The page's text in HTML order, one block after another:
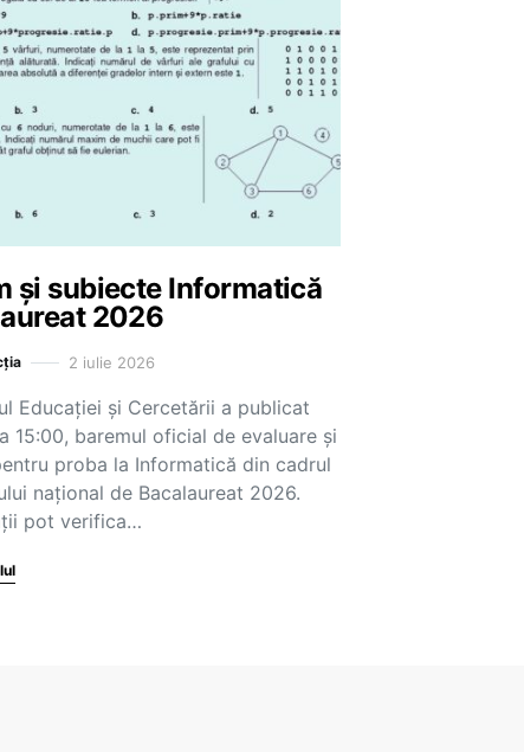
și subiecte Informatică
2026
2 iulie 2026
Educației și Cercetării a publicat
15:00, baremul oficial de evaluare și
proba la Informatică din cadrul
național de Bacalaureat 2026.
pot verifica…